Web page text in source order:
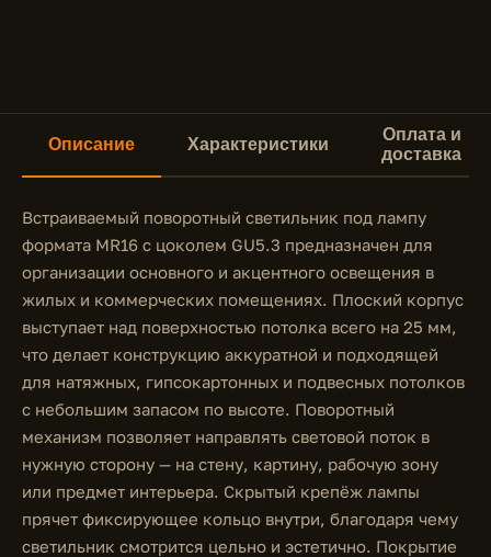
Описание Характеристики
Оплата и
доставка
Встраиваемый поворотный светильник под лампу
формата MR16 с цоколем GU5.3 предназначен для
организации основного и акцентного освещения в
жилых и коммерческих помещениях. Плоский корпус
выступает над поверхностью потолка всего на 25 мм,
что делает конструкцию аккуратной и подходящей
для натяжных, гипсокартонных и подвесных потолков
с небольшим запасом по высоте. Поворотный
механизм позволяет направлять световой поток в
нужную сторону — на стену, картину, рабочую зону
или предмет интерьера. Скрытый крепёж лампы
прячет фиксирующее кольцо внутри, благодаря чему
светильник смотрится цельно и эстетично. Покрытие